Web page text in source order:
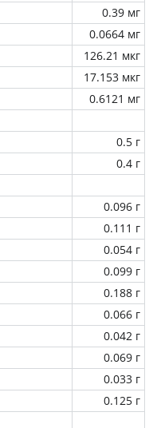
0.39 мг
0.0664 мг
126.21 мкг
17.153 мкг
0.6121 мг
0.5 г
0.4 г
0.096 г
0.111 г
0.054 г
0.099 г
0.188 г
0.066 г
0.042 г
0.069 г
0.033 г
0.125 г